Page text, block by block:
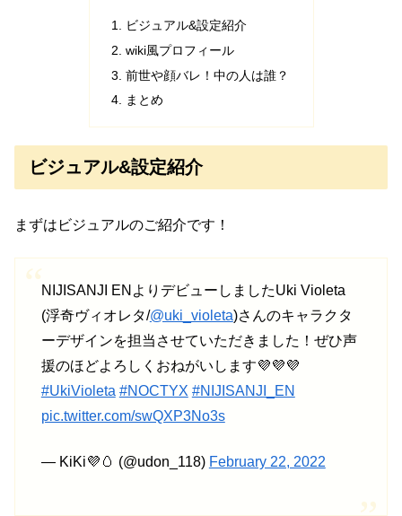
ビジュアル&設定紹介
wiki風プロフィール
前世や顔バレ！中の人は誰？
まとめ
ビジュアル&設定紹介
まずはビジュアルのご紹介です！
NIJISANJI ENよりデビューしましたUki Violeta
(浮奇ヴィオレタ/@uki_violeta)さんのキャラクタ
ーデザインを担当させていただきました！ぜひ声
援のほどよろしくおねがいします💜💜💜
#UkiVioleta #NOCTYX #NIJISANJI_EN
pic.twitter.com/swQXP3No3s
— KiKi💜🥚 (@udon_118) February 22, 2022